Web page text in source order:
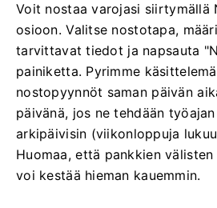
Voit nostaa varojasi siirtymällä
osioon. Valitse nostotapa,
tarvittavat tiedot ja napsauta
painiketta. Pyrimme
nostopyynnöt saman päivän
päivänä, jos ne tehdään
arkipäivisin (viikonloppuja
Huomaa, että pankkien
voi kestää hieman kauemmin.